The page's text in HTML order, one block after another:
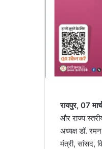
रायपुर, 07
और राज्य
अध्यक्ष डॉ.
मंत्री, सांसद,